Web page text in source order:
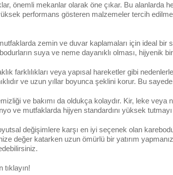
önemli mekanlar olarak öne çıkar. Bu alanlarda
performans gösteren malzemeler tercih
zemin ve duvar kaplamaları için ideal
suya ve neme dayanıklı olması, hijyenik
farklılıkları veya yapısal hareketler gibi
ve uzun yıllar boyunca şeklini korur. Bu
ve bakımı da oldukça kolaydır. Kir, leke
ve mutfaklarda hijyen standardını yüksek
değişimlere karşı en iyi seçenek olan
değer katarken uzun ömürlü bir yatırım
tıklayın!